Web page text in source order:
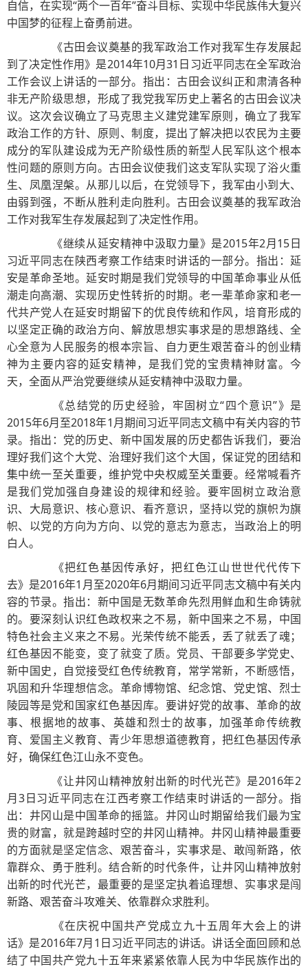
自信，在实现“两个一百年”奋斗目标、实现中华民族伟大复兴
中国梦的征程上奋勇前进。
《古田会议奠基的我军政治工作对我军生存发展起
到了决定性作用》是2014年10月31日习近平同志在全军政治
工作会议上讲话的一部分。指出：古田会议纠正和肃清各种
非无产阶级思想，形成了我党我军历史上著名的古田会议决
议。这次会议确立了马克思主义建党建军原则，确立了我军
政治工作的方针、原则、制度，提出了解决把以农民为主要
成分的军队建设成为无产阶级性质的新型人民军队这个根本
性问题的原则方向。古田会议使我们这支军队实现了浴火重
生、凤凰涅槃。从那儿以后，在党领导下，我军由小到大、
由弱到强，不断从胜利走向胜利。古田会议奠基的我军政治
工作对我军生存发展起到了决定性作用。
《继续从延安精神中汲取力量》是2015年2月15日
习近平同志在陕西考察工作结束时讲话的一部分。指出：延
安是革命圣地。延安时期是我们党领导的中国革命事业从低
潮走向高潮、实现历史性转折的时期。老一辈革命家和老一
代共产党人在延安时期留下的优良传统和作风，培育形成的
以坚定正确的政治方向、解放思想实事求是的思想路线、全
心全意为人民服务的根本宗旨、自力更生艰苦奋斗的创业精
神为主要内容的延安精神，是我们党的宝贵精神财富。今
天，全面从严治党要继续从延安精神中汲取力量。
《总结党的历史经验，牢固树立“四个意识”》是
2015年6月至2018年1月期间习近平同志文稿中有关内容的节
录。指出：党的历史、新中国发展的历史都告诉我们，要治
理好我们这个大党、治理好我们这个大国，保证党的团结和
集中统一至关重要，维护党中央权威至关重要。经常喊看齐
是我们党加强自身建设的规律和经验。要牢固树立政治意
识、大局意识、核心意识、看齐意识，坚持以党的旗帜为旗
帜、以党的方向为方向、以党的意志为意志，当政治上的明
白人。
《把红色基因传承好，把红色江山世世代代传下
去》是2016年1月至2020年6月期间习近平同志文稿中有关内
容的节录。指出：新中国是无数革命先烈用鲜血和生命铸就
的。要深刻认识红色政权来之不易，新中国来之不易，中国
特色社会主义来之不易。光荣传统不能丢，丢了就丢了魂；
红色基因不能变，变了就变了质。党员、干部要多学党史、
新中国史，自觉接受红色传统教育，常学常新，不断感悟，
巩固和升华理想信念。革命博物馆、纪念馆、党史馆、烈士
陵园等是党和国家红色基因库。要讲好党的故事、革命的故
事、根据地的故事、英雄和烈士的故事，加强革命传统教
育、爱国主义教育、青少年思想道德教育，把红色基因传承
好，确保红色江山永不变色。
《让井冈山精神放射出新的时代光芒》是2016年2
月3日习近平同志在江西考察工作结束时讲话的一部分。指
出：井冈山是中国革命的摇篮。井冈山时期留给我们最为宝
贵的财富，就是跨越时空的井冈山精神。井冈山精神最重要
的方面就是坚定信念、艰苦奋斗，实事求是、敢闯新路，依
靠群众、勇于胜利。结合新的时代条件，让井冈山精神放射
出新的时代光芒，最重要的是坚定执着追理想、实事求是闯
新路、艰苦奋斗攻难关、依靠群众求胜利。
《在庆祝中国共产党成立九十五周年大会上的讲
话》是2016年7月1日习近平同志的讲话。讲话全面回顾和总
结了中国共产党九十五年来紧紧依靠人民为中华民族作出的